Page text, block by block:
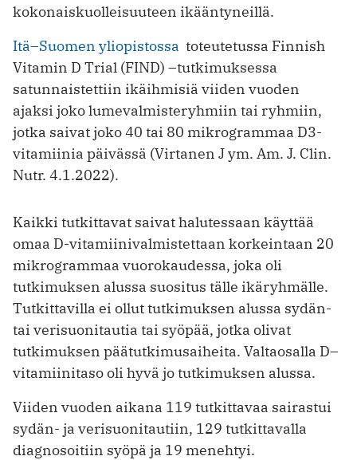
kokonaiskuolleisuuteen ikääntyneillä.
Itä–Suomen yliopistossa toteutetussa Finnish
Vitamin D Trial (FIND) –tutkimuksessa
satunnaistettiin ikäihmisiä viiden vuoden
ajaksi joko lumevalmisteryhmiin tai ryhmiin,
jotka saivat joko 40 tai 80 mikrogrammaa D3-
vitamiinia päivässä (Virtanen J ym. Am. J. Clin.
Nutr. 4.1.2022).
Kaikki tutkittavat saivat halutessaan käyttää
omaa D-vitamiinivalmistettaan korkeintaan 20
mikrogrammaa vuorokaudessa, joka oli
tutkimuksen alussa suositus tälle ikäryhmälle.
Tutkittavilla ei ollut tutkimuksen alussa sydän-
tai verisuonitautia tai syöpää, jotka olivat
tutkimuksen päätutkimusaiheita. Valtaosalla D–
vitamiinitaso oli hyvä jo tutkimuksen alussa.
Viiden vuoden aikana 119 tutkittavaa sairastui
sydän- ja verisuonitautiin, 129 tutkittavalla
diagnosoitiin syöpä ja 19 menehtyi.